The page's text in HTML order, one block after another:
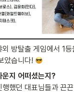
방탈출 게임에서 1
았습니다!
지 어떠셨는지?
했던 대표님들과 끈